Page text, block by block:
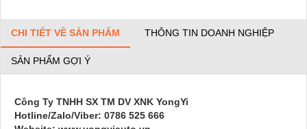
CHI TIẾT VỀ SẢN PHẨM THÔNG TIN DOANH NGHIỆP
SẢN PHẨM GỢI Ý
Công Ty TNHH SX TM DV XNK YongYi
Hotline/Zalo/Viber: 0786 525 666